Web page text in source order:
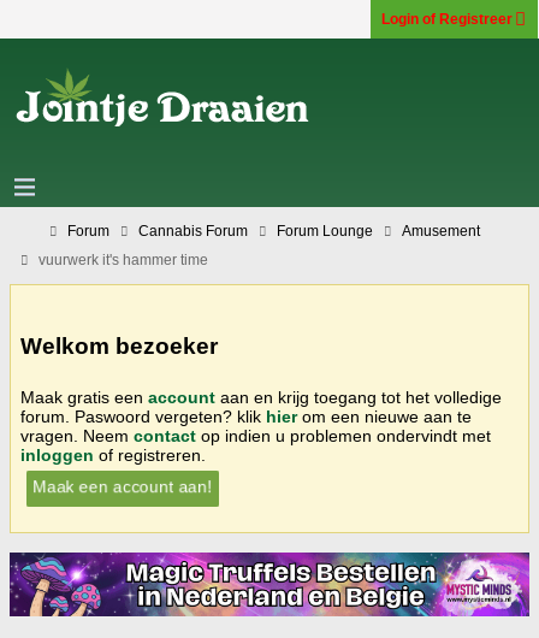
Login of Registreer
Forum Cannabis Forum Forum Lounge
Amusement
vuurwerk it's hammer time
Welkom bezoeker
Maak gratis een account aan en krijg toegang tot het volledige
forum. Paswoord vergeten? klik hierom een nieuwe aan te
vragen. Neem contact op indien u problemen ondervindt met
inloggen of registreren.
Maak een account aan!